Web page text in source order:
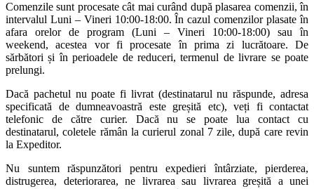
Comenzile sunt procesate cât mai curând după plasarea comenzii, în
intervalul Luni – Vineri 10:00-18:00. În cazul comenzilor plasate în
afara orelor de program (Luni – Vineri 10:00-18:00) sau în
weekend, acestea vor fi procesate în prima zi lucrătoare. De
sărbători și în perioadele de reduceri, termenul de livrare se poate
prelungi.
Dacă pachetul nu poate fi livrat (destinatarul nu răspunde, adresa
specificată de dumneavoastră este greșită etc), veți fi contactat
telefonic de către curier. Dacă nu se poate lua contact cu
destinatarul, coletele rămân la curierul zonal 7 zile, după care revin
la Expeditor.
Nu suntem răspunzători pentru expedieri întârziate, pierderea,
distrugerea, deteriorarea, ne livrarea sau livrarea greșită a unei